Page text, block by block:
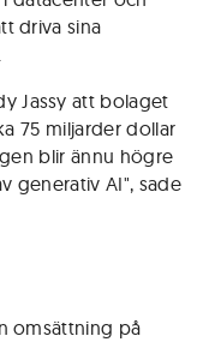
driva sina
Jassy att bolaget
75 miljarder dollar
blir ännu högre
generativ AI", sade
omsättning på